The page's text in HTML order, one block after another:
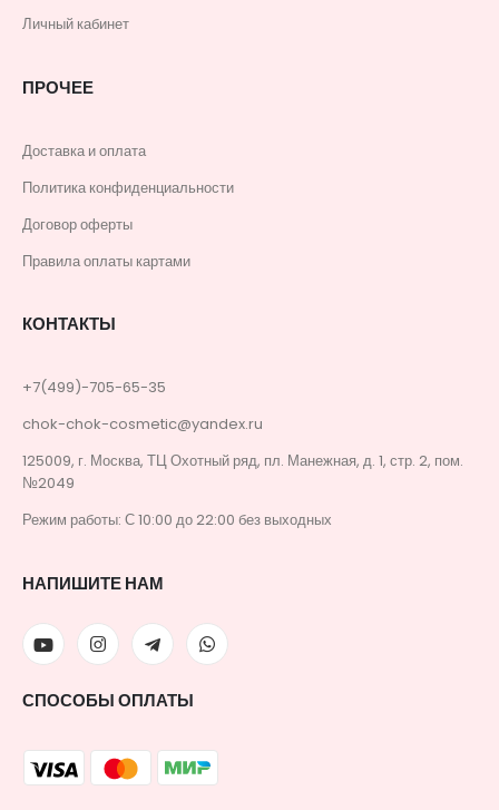
Личный кабинет
ПРОЧЕЕ
Доставка и оплата
Политика конфиденциальности
Договор оферты
Правила оплаты картами
КОНТАКТЫ
+7(499)-705-65-35
chok-chok-cosmetic@yandex.ru
125009, г. Москва, ТЦ Охотный ряд, пл. Манежная, д. 1, стр. 2, пом.
№2049
Режим работы: С 10:00 до 22:00 без выходных
НАПИШИТЕ НАМ
СПОСОБЫ ОПЛАТЫ